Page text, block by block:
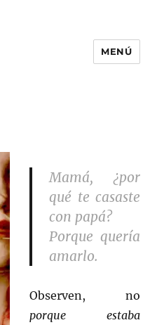
MENÚ
Mamá, ¿por
qué te casaste
con papá?
Porque quería
amarlo.
Observen, no
porque estaba